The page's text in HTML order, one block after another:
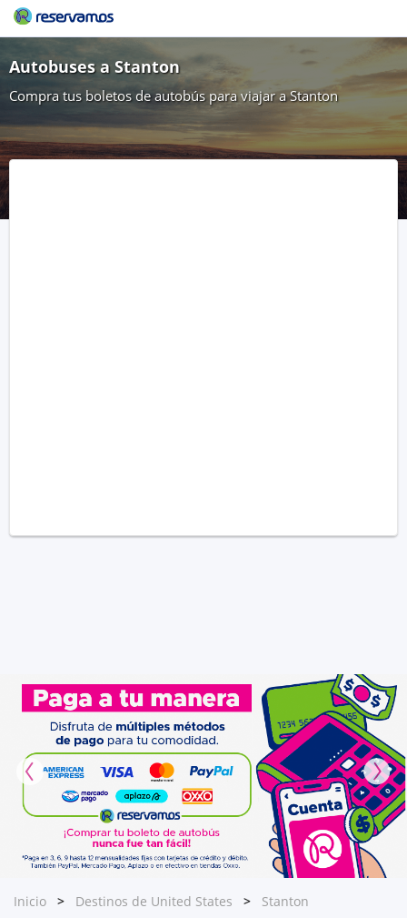
Autobuses a Stanton
Compra tus boletos de autobús para viajar a Stanton
Inicio Destinos de United States Stanton